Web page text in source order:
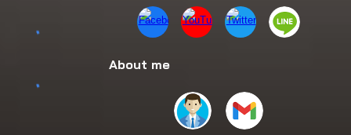
About me